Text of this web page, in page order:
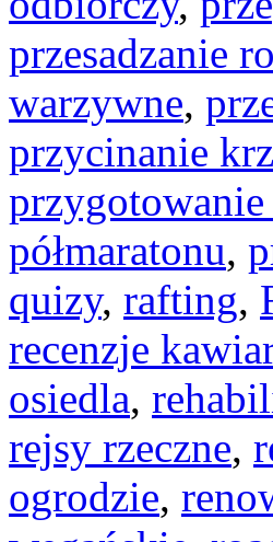
przesadzanie
warzywne,
przycinanie
półmaratonu,
quizy, rafting,
recenzje
osiedla,
rejsy rzeczne,
ogrodzie,